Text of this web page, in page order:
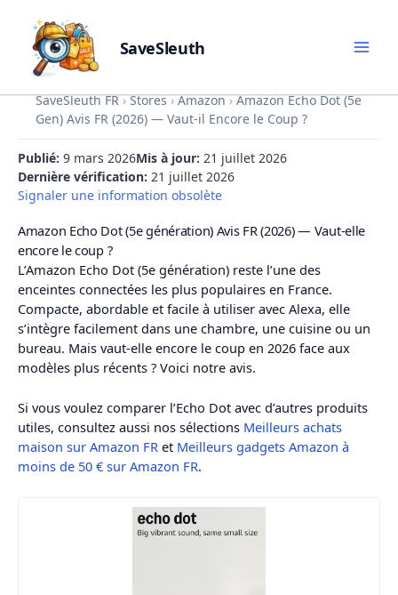
content
SaveSleuth
SaveSleuth FR › Stores › Amazon › Amazon Echo Dot (5e
Gen) Avis FR (2026) — Vaut-il Encore le Coup ?
Publié: 9 mars 2026Mis à jour: 21 juillet 2026
Dernière vérification: 21 juillet 2026
Signaler une information obsolète
Amazon Echo Dot (5e génération) Avis FR (2026) — Vaut-elle
encore le coup ?
L’Amazon Echo Dot (5e génération) reste l’une des
enceintes connectées les plus populaires en France.
Compacte, abordable et facile à utiliser avec Alexa, elle
s’intègre facilement dans une chambre, une cuisine ou un
bureau. Mais vaut-elle encore le coup en 2026 face aux
modèles plus récents ? Voici notre avis.
Si vous voulez comparer l’Echo Dot avec d’autres produits
utiles, consultez aussi nos sélections Meilleurs achats
maison sur Amazon FR et Meilleurs gadgets Amazon à
moins de 50 € sur Amazon FR.